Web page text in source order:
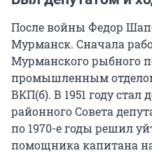
После войны Федор
Мурманск. Сначала
Мурманского рыбного
промышленным
ВКП(б). В 1951 году
районного Совета
по 1970-е годы решил
помощника капитана